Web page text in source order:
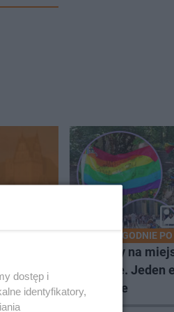
DWA TYGODNIE
Byliśmy na
Berlinie. Jeden
za serce
dostęp i
identyfikatory,